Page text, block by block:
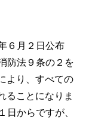
６月２日公布
防法９条の２を
より、すべての
ることになりま
からですが、